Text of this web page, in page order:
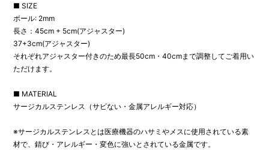
■ SIZE
ボール: 2mm
長さ：45cm + 5cm(アジャスター)
37+3cm(アジャスター)
それぞれアジャスター付きのため最長50cm・40cmまで調整してご着用い
ただけます。
■ MATERIAL
サージカルステンレス（サビない・金属アレルギー対応）
※サージカルステンレスとは医療機器のハサミやメスに使用されている素
材で、錆び・アレルギー・変色に強いとされている金属です。